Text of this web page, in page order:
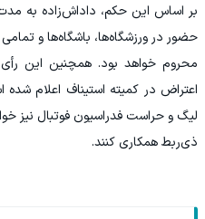
حضور در ورزشگاه‌ها، باشگاه‌ها و
محروم خواهد بود. همچنین این
اعتراض در کمیته استیناف اعلام
لیگ و حراست فدراسیون فوتبال نیز
ذی‌ربط همکاری کنند.